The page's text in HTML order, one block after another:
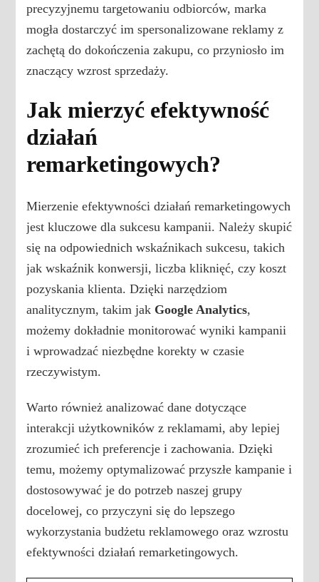
precyzyjnemu targetowaniu odbiorców, marka
mogła dostarczyć im spersonalizowane reklamy z
zachętą do dokończenia zakupu, co przyniosło im
znaczący wzrost sprzedaży.
Jak mierzyć efektywność
działań
remarketingowych?
Mierzenie efektywności działań remarketingowych
jest kluczowe dla sukcesu kampanii. Należy skupić
się na odpowiednich wskaźnikach sukcesu, takich
jak wskaźnik konwersji, liczba kliknięć, czy koszt
pozyskania klienta. Dzięki narzędziom
analitycznym, takim jak Google Analytics,
możemy dokładnie monitorować wyniki kampanii
i wprowadzać niezbędne korekty w czasie
rzeczywistym.
Warto również analizować dane dotyczące
interakcji użytkowników z reklamami, aby lepiej
zrozumieć ich preferencje i zachowania. Dzięki
temu, możemy optymalizować przyszłe kampanie i
dostosowywać je do potrzeb naszej grupy
docelowej, co przyczyni się do lepszego
wykorzystania budżetu reklamowego oraz wzrostu
efektywności działań remarketingowych.